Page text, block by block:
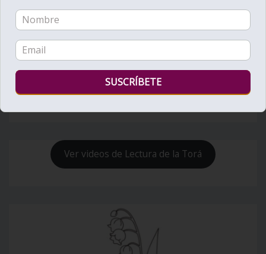
Ver videos de Lectura de la Torá